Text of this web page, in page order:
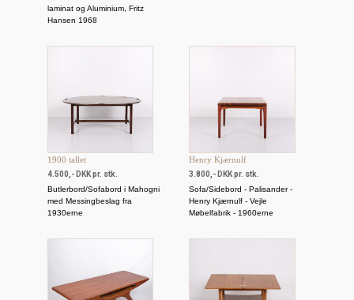
laminat og Aluminium, Fritz
Hansen 1968
1900 tallet
4.500,- DKK pr. stk.
Butlerbord/Sofabord i Mahogni
med Messingbeslag fra
1930erne
Henry Kjærnulf
3.800,- DKK pr. stk.
Sofa/Sidebord - Palisander -
Henry Kjærnulf - Vejle
Møbelfabrik - 1960erne